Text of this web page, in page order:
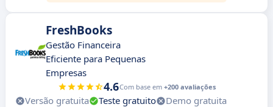
FreshBooks
Gestão Financeira
Eficiente para Pequenas
Empresas
4.6Com base em +200 avaliações
Versão gratuita Teste gratuito
Demo gratuita